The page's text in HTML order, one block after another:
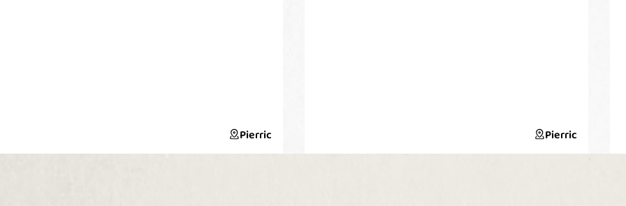
Pierric Pierric